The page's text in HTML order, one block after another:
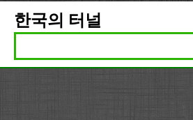
한국의 터널